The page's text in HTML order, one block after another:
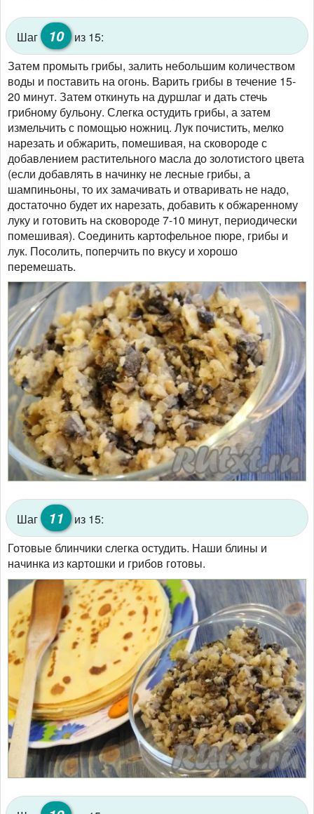
Шаг 10 из 15:
Затем промыть грибы, залить небольшим количеством
воды и поставить на огонь. Варить грибы в течение 15-
20 минут. Затем откинуть на дуршлаг и дать стечь
грибному бульону. Слегка остудить грибы, а затем
измельчить с помощью ножниц. Лук почистить, мелко
нарезать и обжарить, помешивая, на сковороде с
добавлением растительного масла до золотистого цвета
(если добавлять в начинку не лесные грибы, а
шампиньоны, то их замачивать и отваривать не надо,
достаточно будет их нарезать, добавить к обжаренному
луку и готовить на сковороде 7-10 минут, периодически
помешивая). Соединить картофельное пюре, грибы и
лук. Посолить, поперчить по вкусу и хорошо
перемешать.
Шаг 11 из 15:
Готовые блинчики слегка остудить. Наши блины и
начинка из картошки и грибов готовы.